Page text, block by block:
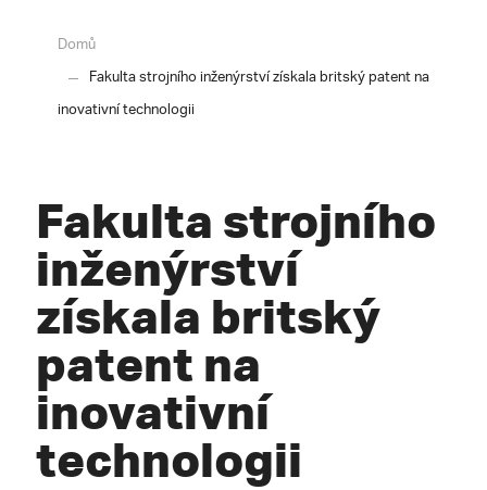
Domů
Fakulta strojního inženýrství získala britský patent na
inovativní technologii
Fakulta strojního
inženýrství
získala britský
patent na
inovativní
technologii